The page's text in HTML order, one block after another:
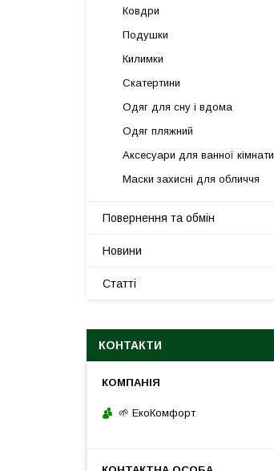
Ковдри
Подушки
Килимки
Скатертини
Одяг для сну і вдома
Одяг пляжний
Аксесуари для ванної кімнати
Маски захисні для обличчя
Повернення та обмін
Новини
Статті
КОНТАКТИ
🌱 ЕкоКомфорт